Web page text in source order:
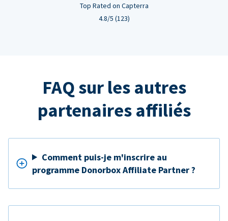
Top Rated on Capterra
4.8/5 (123)
FAQ sur les autres
partenaires affiliés
Comment puis-je m'inscrire au
programme Donorbox Affiliate Partner ?